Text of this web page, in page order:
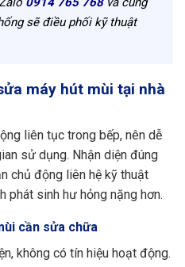
sẽ điều phối kỹ thuật
máy hút mùi tại nhà
liên tục trong bếp, nên dễ
sử dụng. Nhận diện đúng
chủ động liên hệ kỹ thuật
phát sinh hư hỏng nặng hơn.
cần sửa chữa
không có tín hiệu hoạt động.